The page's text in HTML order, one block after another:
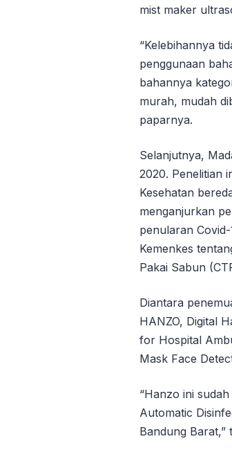
mist maker
“Kelebihannya
penggunaan
bahannya
murah, mudah
paparnya.
Selanjutnya,
2020. Penelitian
Kesehatan
menganjurkan
penularan
Kemenkes
Pakai Sabun
Diantara
HANZO, Digital
for Hospital
Mask Face
“Hanzo ini
Automatic
Bandung Barat,”